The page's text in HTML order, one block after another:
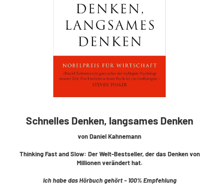
Schnelles Denken, langsames Denken
von Daniel Kahnemann
Thinking Fast and Slow: Der Welt-Bestseller, der das Denken von
Millionen verändert hat.
Ich habe das Hörbuch gehört - 100% Empfehlung